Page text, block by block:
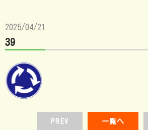
2025/04/21
39
PREV 一覧へ